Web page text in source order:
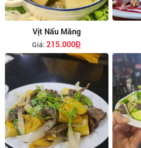
Vịt Nấu Măng
Giá:215.000Đ